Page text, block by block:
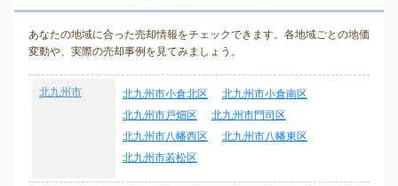
あなたの地域に合った売却情報をチェックできます。各地域ごとの地価
変動や、実際の売却事例を見てみましょう。
北九州市 北九州市小倉北区
北九州市小倉南区
北九州市戸畑区
北九州市門司区
北九州市八幡西区
北九州市八幡東区
北九州市若松区